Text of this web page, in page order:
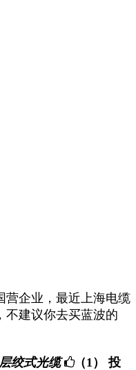
营企业，最近上海电缆
不建议你去买蓝波的
绞式光缆 （1）
投